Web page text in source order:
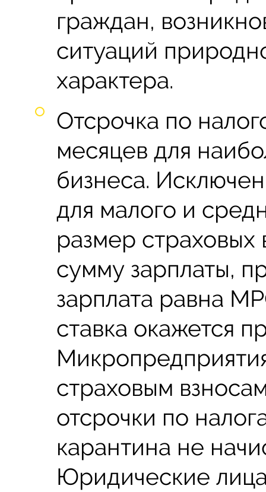
граждан,
ситуаций
характера.
Отсрочка по
месяцев для
бизнеса.
для малого и
размер страховых
сумму зарплаты,
зарплата равна
ставка окажется
страховым
отсрочки по
карантина не
Юридические